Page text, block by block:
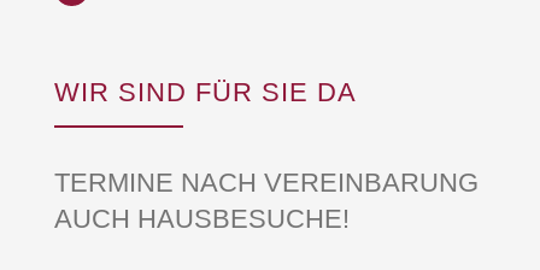
WIR SIND FÜR SIE DA
TERMINE NACH VEREINBARUNG
AUCH HAUSBESUCHE!